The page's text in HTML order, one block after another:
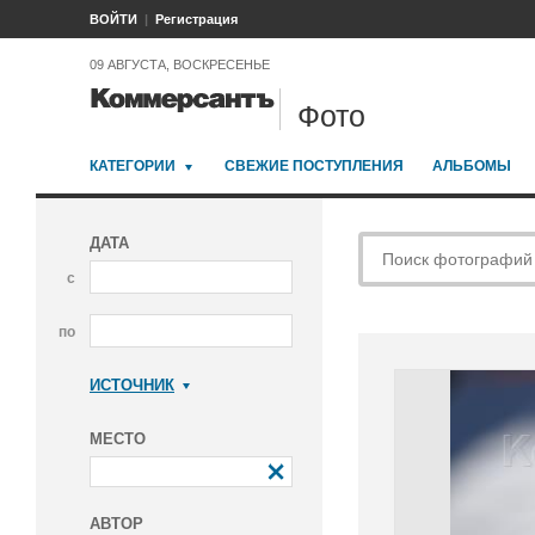
ВОЙТИ Регистрация
09 АВГУСТА, ВОСКРЕСЕНЬЕ
Фото
КАТЕГОРИИ СВЕЖИЕ ПОСТУПЛЕНИЯ АЛЬБОМЫ
ДАТА
с
по
ИСТОЧНИК
МЕСТО
АВТОР